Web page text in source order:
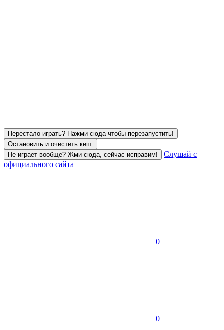
Перестало играть? Нажми сюда чтобы перезапустить!
Остановить и очистить кеш.
Не играет вообще? Жми сюда, сейчас исправим!
Слушай с
официального сайта
0
0